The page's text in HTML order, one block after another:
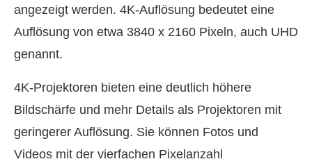
angezeigt werden. 4K‑Auflösung bedeutet eine
Auflösung von etwa 3840 x 2160 Pixeln, auch UHD
genannt.
4K‑Projektoren bieten eine deutlich höhere
Bildschärfe und mehr Details als Projektoren mit
geringerer Auflösung. Sie können Fotos und
Videos mit der vierfachen Pixelanzahl